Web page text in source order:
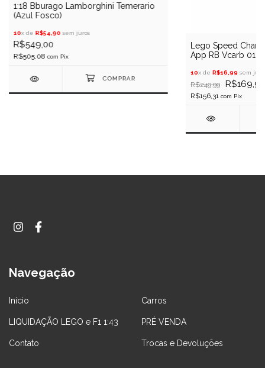
1:18 Bburago Lamborghini Temerario
(Azul Fosco)
10x de R$54,90 sem juros
R$549,00
R$505,08com Pix
Lego Speed
App RB Vcarb 01
10x de R$16,99 sem
R$249,99 R$169,90
R$156,31 com Pix
Navegação
Início Carros
LIQUIDAÇÃO LEGO e F1 1:43 PRÉ VENDA
Contato Trocas e Devoluções